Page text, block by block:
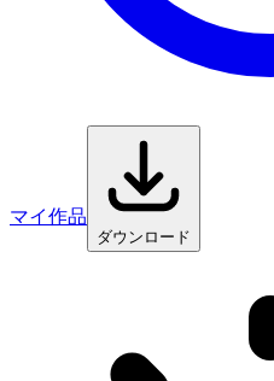
マイ作品
ダウンロード